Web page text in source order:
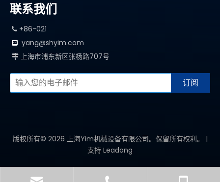
联系我们
 +86-021
 yang@shyim.com
 上海市浦东新区张杨路707号
订阅
版权所有© 2026 上海Yim机械设备有限公司。保留所有权利。 |
支持 Leadong